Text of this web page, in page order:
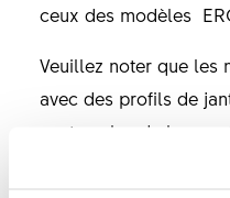
ceux des modèles
Veuillez noter que les
avec des profils de
sont exclus de la
comme les jantes